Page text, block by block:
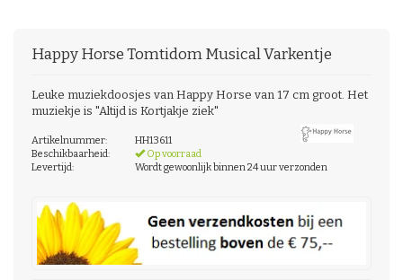
Happy HorseTomtidom Musical Varkentje
Leuke muziekdoosjes van Happy Horse van 17 cm groot. Het
muziekje is "Altijd is Kortjakje ziek"
Artikelnummer:
HH13611
Beschikbaarheid:
Op voorraad
Levertijd:
Wordt gewoonlijk binnen 24 uur verzonden